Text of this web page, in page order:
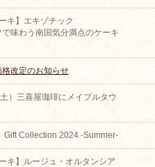
キ】エキゾチック
味わう南国気分満点のケーキ
改定のお知らせ
）三喜屋珈琲にメイプルタウ
Gift Collection 2024 -Summer-
キ】ルージュ・オルタンシア